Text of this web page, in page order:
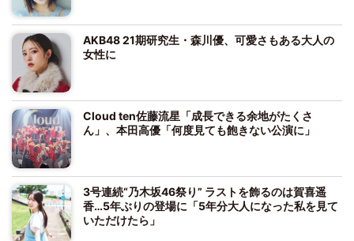
AKB48 21期研究生・森川優、可愛さもある大人の
女性に
Cloud ten佐藤流星「成長できる余地がたくさ
ん」、本田高優「何度見ても飽きない公演に」
3号連続“乃木坂46祭り” ラストを飾るのは賀喜遥
香…5年ぶりの登場に「5年分大人になった私を見て
いただけたら」